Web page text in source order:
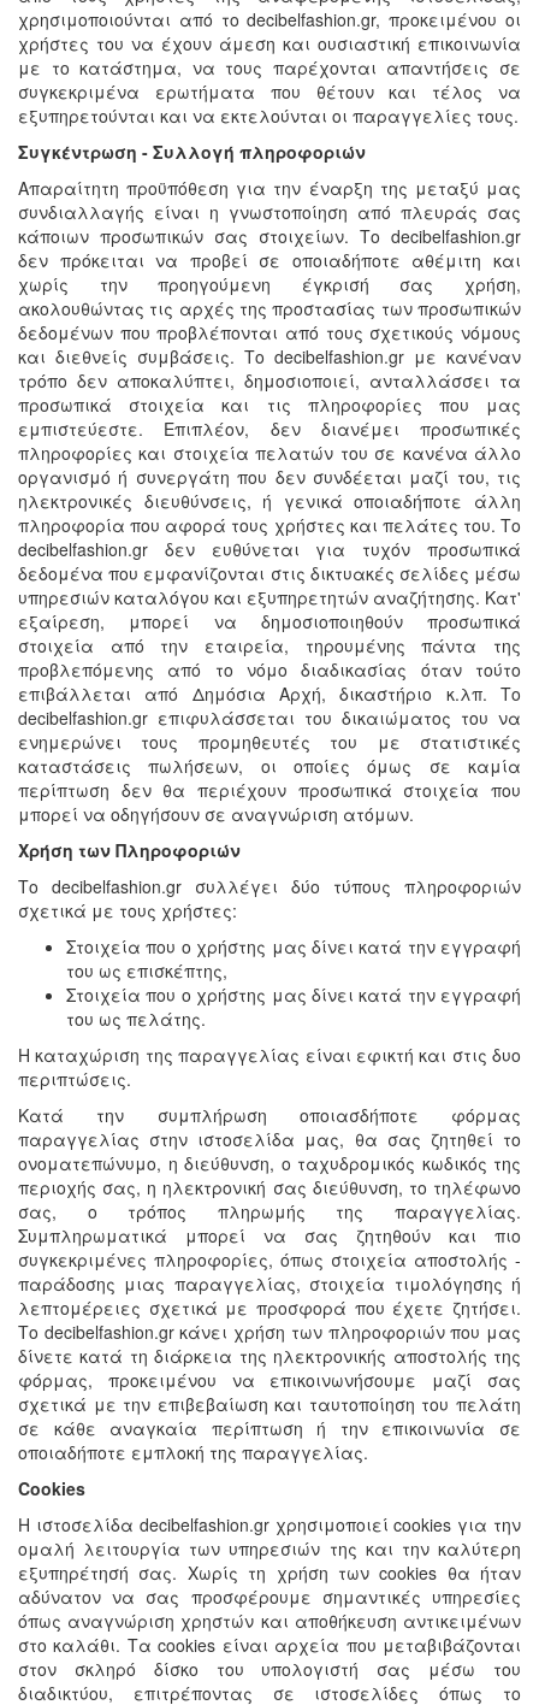
χρησιμοποιούνται από το decibelfashion.gr, προκειμένου οι
χρήστες του να έχουν άμεση και ουσιαστική επικοινωνία
με το κατάστημα, να τους παρέχονται απαντήσεις σε
συγκεκριμένα ερωτήματα που θέτουν και τέλος να
εξυπηρετούνται και να εκτελούνται οι παραγγελίες τους.
Συγκέντρωση - Συλλογή πληροφοριών
Απαραίτητη προϋπόθεση για την έναρξη της μεταξύ μας
συνδιαλλαγής είναι η γνωστοποίηση από πλευράς σας
κάποιων προσωπικών σας στοιχείων. Το decibelfashion.gr
δεν πρόκειται να προβεί σε οποιαδήποτε αθέμιτη και
χωρίς την προηγούμενη έγκρισή σας χρήση,
ακολουθώντας τις αρχές της προστασίας των προσωπικών
δεδομένων που προβλέπονται από τους σχετικούς νόμους
και διεθνείς συμβάσεις. Το decibelfashion.gr με κανέναν
τρόπο δεν αποκαλύπτει, δημοσιοποιεί, ανταλλάσσει τα
προσωπικά στοιχεία και τις πληροφορίες που μας
εμπιστεύεστε. Επιπλέον, δεν διανέμει προσωπικές
πληροφορίες και στοιχεία πελατών του σε κανένα άλλο
οργανισμό ή συνεργάτη που δεν συνδέεται μαζί του, τις
ηλεκτρονικές διευθύνσεις, ή γενικά οποιαδήποτε άλλη
πληροφορία που αφορά τους χρήστες και πελάτες του. Το
decibelfashion.gr δεν ευθύνεται για τυχόν προσωπικά
δεδομένα που εμφανίζονται στις δικτυακές σελίδες μέσω
υπηρεσιών καταλόγου και εξυπηρετητών αναζήτησης. Κατ'
εξαίρεση, μπορεί να δημοσιοποιηθούν προσωπικά
στοιχεία από την εταιρεία, τηρουμένης πάντα της
προβλεπόμενης από το νόμο διαδικασίας όταν τούτο
επιβάλλεται από Δημόσια Αρχή, δικαστήριο κ.λπ. Το
decibelfashion.gr επιφυλάσσεται του δικαιώματος του να
ενημερώνει τους προμηθευτές του με στατιστικές
καταστάσεις πωλήσεων, οι οποίες όμως σε καμία
περίπτωση δεν θα περιέχουν προσωπικά στοιχεία που
μπορεί να οδηγήσουν σε αναγνώριση ατόμων.
Χρήση των Πληροφοριών
Το decibelfashion.gr συλλέγει δύο τύπους πληροφοριών
σχετικά με τους χρήστες:
Στοιχεία που ο χρήστης μας δίνει κατά την εγγραφή
του ως επισκέπτης,
Στοιχεία που ο χρήστης μας δίνει κατά την εγγραφή
του ως πελάτης.
Η καταχώριση της παραγγελίας είναι εφικτή και στις δυο
περιπτώσεις.
Κατά την συμπλήρωση οποιασδήποτε φόρμας
παραγγελίας στην ιστοσελίδα μας, θα σας ζητηθεί το
ονοματεπώνυμο, η διεύθυνση, ο ταχυδρομικός κωδικός της
περιοχής σας, η ηλεκτρονική σας διεύθυνση, το τηλέφωνο
σας, ο τρόπος πληρωμής της παραγγελίας.
Συμπληρωματικά μπορεί να σας ζητηθούν και πιο
συγκεκριμένες πληροφορίες, όπως στοιχεία αποστολής -
παράδοσης μιας παραγγελίας, στοιχεία τιμολόγησης ή
λεπτομέρειες σχετικά με προσφορά που έχετε ζητήσει.
Το decibelfashion.gr κάνει χρήση των πληροφοριών που μας
δίνετε κατά τη διάρκεια της ηλεκτρονικής αποστολής της
φόρμας, προκειμένου να επικοινωνήσουμε μαζί σας
σχετικά με την επιβεβαίωση και ταυτοποίηση του πελάτη
σε κάθε αναγκαία περίπτωση ή την επικοινωνία σε
οποιαδήποτε εμπλοκή της παραγγελίας.
Cookies
Η ιστοσελίδα decibelfashion.gr χρησιμοποιεί cookies για την
ομαλή λειτουργία των υπηρεσιών της και την καλύτερη
εξυπηρέτησή σας. Χωρίς τη χρήση των cookies θα ήταν
αδύνατον να σας προσφέρουμε σημαντικές υπηρεσίες
όπως αναγνώριση χρηστών και αποθήκευση αντικειμένων
στο καλάθι. Τα cookies είναι αρχεία που μεταβιβάζονται
στον σκληρό δίσκο του υπολογιστή σας μέσω του
διαδικτύου, επιτρέποντας σε ιστοσελίδες όπως το